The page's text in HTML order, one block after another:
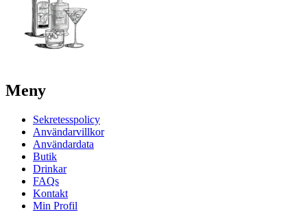
Meny
Sekretesspolicy
Användarvillkor
Användardata
Butik
Drinkar
FAQs
Kontakt
Min Profil